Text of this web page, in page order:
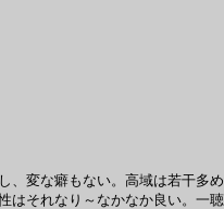
変な癖もない。高域は若干多め
それなり～なかなか良い。一